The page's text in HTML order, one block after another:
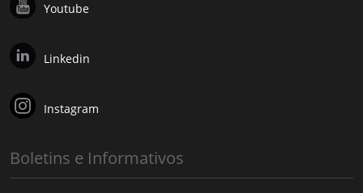
Youtube
Linkedin
Instagram
Boletins e Informativos